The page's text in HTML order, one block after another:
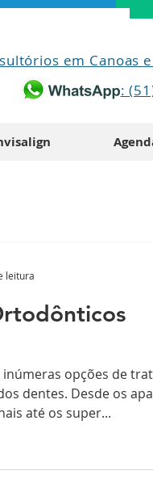
em Canoas
:
opções de
dentes. Desde os
até os super...
leitura